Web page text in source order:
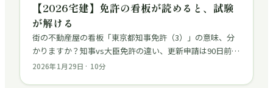
【2026宅建】免許の看板が読めると、試験
が解ける
街の不動産屋の看板「東京都知事免許（3）」の意味、分
かりますか？知事vs大臣免許の違い、更新申請は90日前〜
30日前、免許換えの起算点…過去10年で9回出題の超頻出
2026年1月29日 · 10分